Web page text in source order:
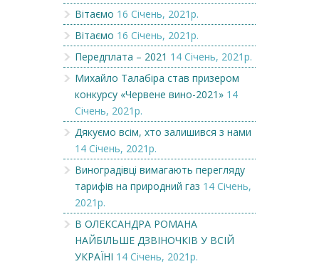
Вітаємо 16 Січень, 2021р.
Вітаємо 16 Січень, 2021р.
Передплата – 2021 14 Січень, 2021р.
Михайло Талабіра став призером
конкурсу «Червене вино-2021» 14
Січень, 2021р.
Дякуємо всім, хто залишився з нами
14 Січень, 2021р.
Виноградівці вимагають перегляду
тарифів на природний газ 14 Січень,
2021р.
В ОЛЕКСАНДРА РОМАНА
НАЙБІЛЬШЕ ДЗВІНОЧКІВ У ВСІЙ
УКРАЇНІ 14 Січень, 2021р.